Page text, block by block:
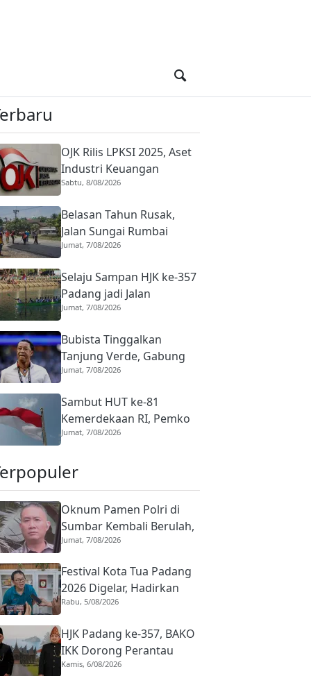
OJK Rilis LPKSI 2025, Aset
Industri Keuangan
Syariah Tembus Rekor
Sabtu, 8/08/2026
Belasan Tahun Rusak,
Jalan Sungai Rumbai
Timur–Blok D Sitiung II
Diaspal
Jumat, 7/08/2026
Selaju Sampan HJK ke-357
Padang jadi Jalan
Regenerasi Dayung
Jumat, 7/08/2026
Bubista Tinggalkan
Tanjung Verde, Gabung
Klub Maroko RS Berkane
Jumat, 7/08/2026
Sambut HUT ke-81
Kemerdekaan RI, Pemko
Padang Bagikan 10 Ribu
Jumat, 7/08/2026
Oknum Pamen Polri di
Sumbar Kembali Berulah,
Dirreskrimum Diduga
dengan Seorang Sopir
Jumat, 7/08/2026
Festival Kota Tua Padang
2026 Digelar, Hadirkan
Peserta Barongsai dari
Rabu, 5/08/2026
HJK Padang ke-357, BAKO
IKK Dorong Perantau
Perkuat Budaya hingga
Kamis, 6/08/2026